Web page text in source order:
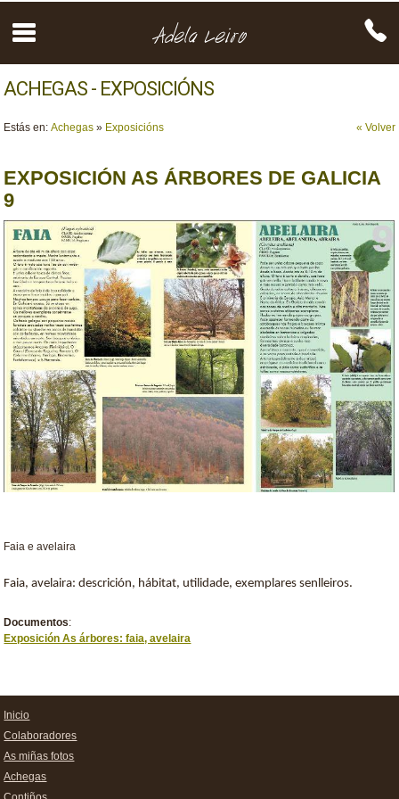
ACHEGAS - EXPOSICIÓNS
« Volver
Estás en:Achegas » Exposicións
EXPOSICIÓN AS ÁRBORES DE GALICIA
9
Faia e avelaira
Faia, avelaira: descrición, hábitat, utilidade, exemplares senlleiros.
Documentos:
Exposición As árbores: faia, avelaira
Inicio
Colaboradores
As miñas fotos
Achegas